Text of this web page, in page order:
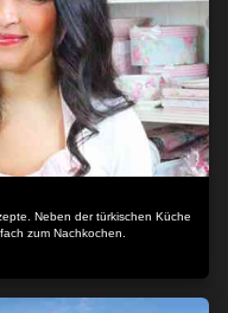
Neben der türkischen Küche
zum Nachkochen.